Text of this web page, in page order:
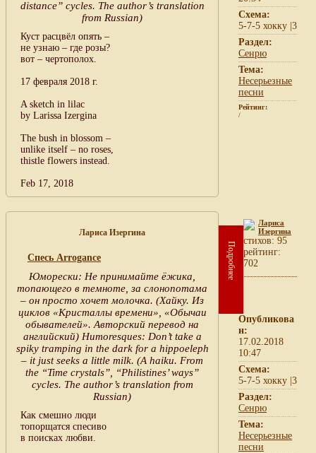
distance” cycles. The author’s translation
from Russian)
Куст расцвёл опять –
не узнаю – где розы?
вот – чертополох.
17 февраля 2018 г.
A sketch in lilac
by Larissa Izergina
The bush in blossom –
unlike itself – no roses,
thistle flowers instead.
Feb 17, 2018
Схема:
5-7-5 хокку |3
Раздел:
Сенрю
Тема:
Несерьезные
песни
Рейтинг:
/
Лариса Изергина
Спесь Arrogance
Юморески: Не принимайте ёжика,
топающего в темноте, за слонопотама
– он просто хочет молочка. (Хайку. Из
циклов «Кристаллы времени», «Обычаи
обывателей». Авторский перевод на
английский) Humoresques: Don’t take a
spiky tramping in the dark for a hippoeleph
– it just seeks a little milk. (A haiku. From
the “Time crystals”, “Philistines’ ways”
cycles. The author’s translation from
Russian)
Как смешно люди
топорщатся спесиво
в поисках любви.
Подробнее
Лариса
Изергина
cтихов: 95
рейтинг:
702
Опубликова
н:
17.02.2018
10:47
Схема:
5-7-5 хокку |3
Раздел:
Сенрю
Тема:
Несерьезные
песни